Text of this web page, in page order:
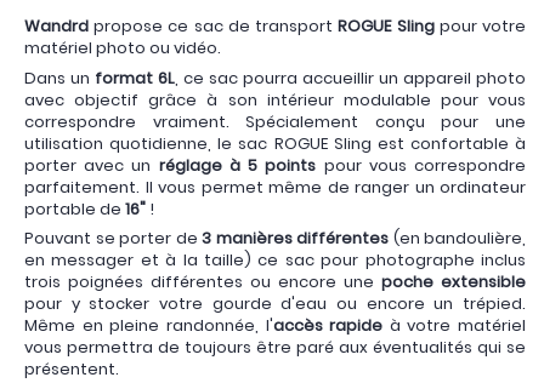
Wandrd propose ce sac de transportROGUE Slingpour votre
matériel photo ou vidéo.
Dans un format 6L , ce sac pourra accueillir un appareil photo
avec objectif grâce à son intérieur modulable pour vous
correspondre vraiment. Spécialement conçu pour une
utilisation quotidienne, le sac ROGUE Sling est confortable à
porter avec un réglage à 5 points pour vous correspondre
parfaitement. Il vous permet même de ranger un ordinateur
portable de 16" !
Pouvant se porter de 3 manières différentes (en bandoulière,
en messager et à la taille) ce sac pour photographe inclus
trois poignées différentes ou encore une poche extensible
pour y stocker votre gourde d'eau ou encore un trépied.
Même en pleine randonnée, l'accès rapide à votre matériel
vous permettra de toujours être paré aux éventualités qui se
présentent.